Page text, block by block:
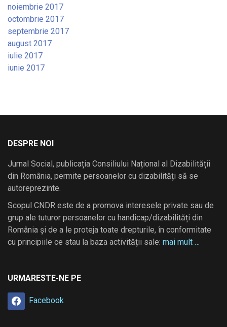
noiembrie 2017
octombrie 2017
septembrie 2017
august 2017
iulie 2017
iunie 2017
DESPRE NOI
Jurnal Social, publicația Consiliului Național al Dizabilității
din România, permite persoanelor cu dizabilități să se
autoreprezinte.
Scopul CNDR este de a promova interesele private sau de
grup ale tuturor persoanelor cu handicap/dizabilități din
România și de a le proteja toate drepturile, în conformitate
cu principiile ce stau la baza activității sale: mai mult …
URMARESTE-NE PE
Facebook